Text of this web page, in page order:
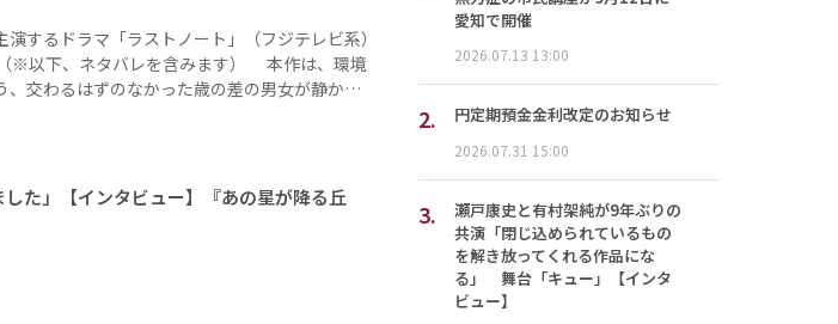
するドラマ「ラストノート」（フジテレビ系）
※以下、ネタバレを含みます） 本作は、環境
、交わるはずのなかった歳の差の男女が静か…
た」【インタビュー】『あの星が降る丘
愛知で開催
2026.07.13 13:00
2. 円定期預金金利改定のお知らせ
2026.07.31 15:00
3.
瀬戸康史と有村架純が9年ぶりの
共演「閉じ込められているもの
を解き放ってくれる作品にな
る」 舞台「キュー」【インタ
ビュー】